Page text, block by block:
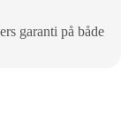
garanti på både